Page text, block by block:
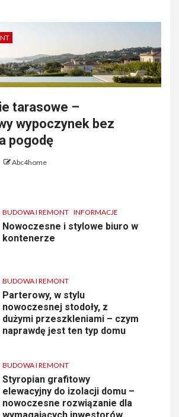
tarasowe –
wypoczynek bez
pogodę
Abc4home
BUDOWA I REMONT INFORMACJE
Nowoczesne i stylowe biuro w
kontenerze
BUDOWA I REMONT
Parterowy, w stylu
nowoczesnej stodoły, z
dużymi przeszkleniami – czym
naprawdę jest ten typ domu
BUDOWA I REMONT
Styropian grafitowy
elewacyjny do izolacji domu –
nowoczesne rozwiązanie dla
wymagających inwestorów